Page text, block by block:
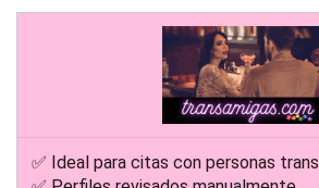
✅ Ideal para citas con personas trans